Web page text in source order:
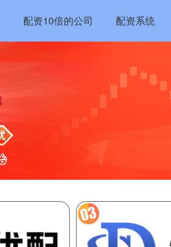
配资10倍的公司 配资系统